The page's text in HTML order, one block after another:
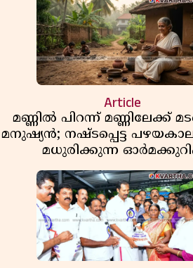
Article
മണ്ണിൽ പിറന്ന് മണ്ണിലേക്ക്
മനുഷ്യൻ; നഷ്ടപ്പെട്ട
മധുരിക്കുന്ന